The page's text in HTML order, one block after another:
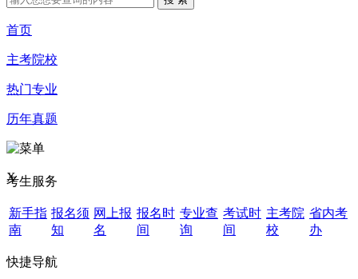
首页
主考院校
热门专业
历年真题
X
考生服务
新手指
南
报名须
知
网上报
名
报名时
间
专业查
询
考试时
间
主考院
校
省内考
办
快捷导航